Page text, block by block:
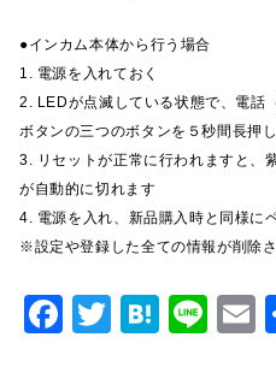
●インカム本体から行う場合
1. 電源を入れておく
2. LEDが点滅している状態で、電話
ボタンの三つのボタンを５秒間長押し
3. リセットが正常に行われますと、
が自動的に切れます
4. 電源を入れ、新品購入時と同様に
※設定や登録した全ての情報が削除
F
T
H
Li